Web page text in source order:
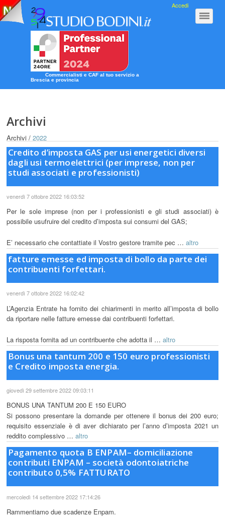
Commercialisti e CAF al tuo servizio a
Brescia e provincia
Accedi
Nuova Guida 2020
Clicca qui!
Archivi
Archivi / 2022
Credito d’imposta GAS per usi energetici diversi
dagli usi termoelettrici (per imprese, non per
studi associati e professionisti)
venerdì 7 ottobre 2022 16:03:52
Per le sole imprese (non per i professionisti e gli studi associati) è
possibile usufruire del credito d’imposta sui consumi del GAS;
E’ necessario che contattiate il Vostro gestore tramite pec … altro
fatture emesse ed imposta di bollo da parte dei
contribuenti forfettari.
venerdì 7 ottobre 2022 16:02:42
L’Agenzia Entrate ha fornito dei chiarimenti in merito all’imposta di bollo
da riportare nelle fatture emesse dai contribuenti forfettari.
La risposta fornita ad un contribuente che adotta il … altro
Bonus una tantum 200 e 150 euro professionisti
e Credito imposta energia.
giovedì 29 settembre 2022 09:03:11
BONUS UNA TANTUM 200 E 150 EURO
Si possono presentare la domande per ottenere il bonus dei 200 euro;
requisito essenziale è di aver dichiarato per l’anno d’imposta 2021 un
reddito complessivo … altro
Pagamento quota B ENPAM– domiciliazione
contributi ENPAM – società odontoiatriche
contributo 0,5% FATTURATO
mercoledì 14 settembre 2022 17:14:26
Rammentiamo due scadenze Enpam.